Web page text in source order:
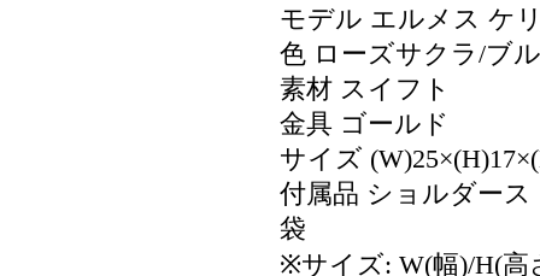
モデル エルメス ケ
色 ローズサクラ/ブ
素材 スイフト
金具 ゴールド
サイズ
付属品 ショルダー
袋
※サイズ: W(幅)/H(高